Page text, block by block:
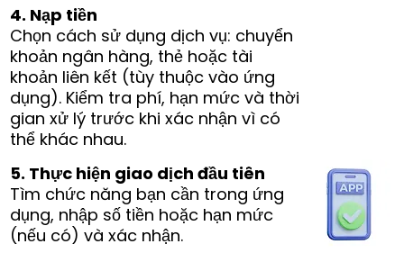
4. Nạp tiền
Chọn cách sử dụng dịch vụ: chuyển
khoản ngân hàng, thẻ hoặc tài
khoản liên kết (tùy thuộc vào ứng
dụng). Kiểm tra phí, hạn mức và thời
gian xử lý trước khi xác nhận vì có
thể khác nhau.
5. Thực hiện giao dịch đầu tiên
Tìm chức năng bạn cần trong ứng
dụng, nhập số tiền hoặc hạn mức
(nếu có) và xác nhận.